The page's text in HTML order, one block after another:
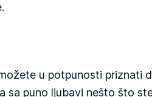
u potpunosti priznati
sa puno ljubavi nešto što